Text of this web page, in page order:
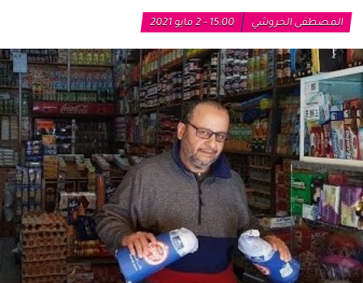
المصطفى الحروشي 15:00 - 2 مايو 2021